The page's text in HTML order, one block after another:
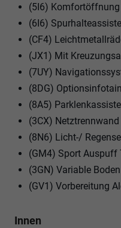
(5I6) Komfortöffnung
(6I6)
(CF4)
(JX1) Mit
(7UY)
(8DG)
(8A5)
(3CX) Netztrennwand
(8N6) Licht-/
(GM4) Sport Auspuff
(3GN) Variable
(GV1) Vorbereitung
Innen